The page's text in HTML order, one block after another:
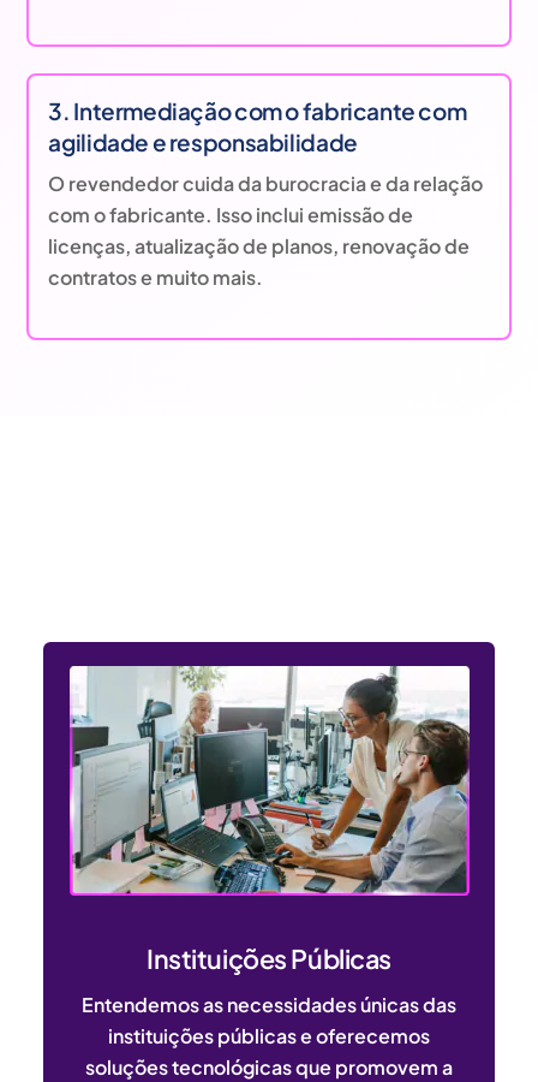
3. Intermediação com o fabricante com
agilidade e responsabilidade
O revendedor cuida da burocracia e da relação
com o fabricante. Isso inclui emissão de
licenças, atualização de planos, renovação de
contratos e muito mais.
Instituições Públicas
Entendemos as necessidades únicas das
instituições públicas e oferecemos
soluções tecnológicas que promovem a